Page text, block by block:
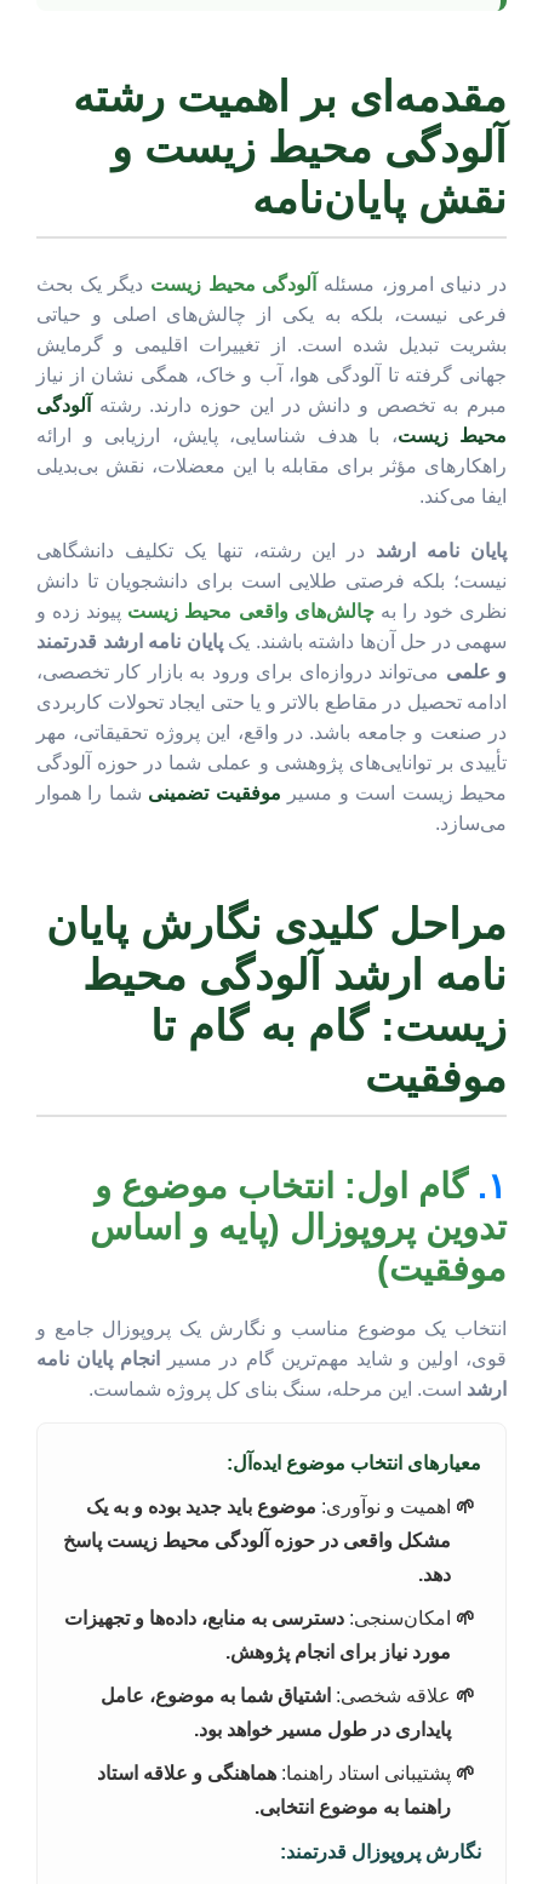
مقدمه‌ای بر اهمیت رشته
آلودگی محیط زیست و
نقش پایان‌نامه
در دنیای امروز، مسئله آلودگی محیط زیست دیگر یک بحث
فرعی نیست، بلکه به یکی از چالش‌های اصلی و حیاتی
بشریت تبدیل شده است. از تغییرات اقلیمی و گرمایش
جهانی گرفته تا آلودگی هوا، آب و خاک، همگی نشان از نیاز
مبرم به تخصص و دانش در این حوزه دارند. رشته
آلودگی
محیط زیست، با هدف شناسایی، پایش، ارزیابی و ارائه
راهکارهای مؤثر برای مقابله با این معضلات، نقش بی‌بدیلی
ایفا می‌کند.
پایان نامه ارشد در این رشته، تنها یک تکلیف دانشگاهی
نیست؛ بلکه فرصتی طلایی است برای دانشجویان تا دانش
نظری خود را بهچالش‌های واقعی محیط زیست پیوند زده و
سهمی در حل آن‌ها داشته باشند. یکپایان نامه ارشد قدرتمند
و علمی می‌تواند دروازه‌ای برای ورود به بازار کار تخصصی،
ادامه تحصیل در مقاطع بالاتر و یا حتی ایجاد تحولات کاربردی
در صنعت و جامعه باشد. در واقع، این پروژه تحقیقاتی، مهر
تأییدی بر توانایی‌های پژوهشی و عملی شما در حوزه آلودگی
محیط زیست است و مسیر موفقیت تضمینی شما را هموار
می‌سازد.
مراحل کلیدی نگارش پایان
نامه ارشد آلودگی محیط
زیست: گام به گام تا
موفقیت
۱. گام اول: انتخاب موضوع و
تدوین پروپوزال (پایه و اساس
موفقیت)
انتخاب یک موضوع مناسب و نگارش یک پروپوزال جامع و
قوی، اولین و شاید مهم‌ترین گام در مسیر
انجام پایان نامه
ارشد است. این مرحله، سنگ بنای کل پروژه شماست.
معیارهای انتخاب موضوع ایده‌آل:
اهمیت و نوآوری: موضوع باید جدید بوده و به یک
مشکل واقعی در حوزه آلودگی محیط زیست پاسخ
دهد.
امکان‌سنجی: دسترسی به منابع، داده‌ها و تجهیزات
مورد نیاز برای انجام پژوهش.
علاقه شخصی: اشتیاق شما به موضوع، عامل
پایداری در طول مسیر خواهد بود.
پشتیبانی استاد راهنما: هماهنگی و علاقه استاد
راهنما به موضوع انتخابی.
نگارش پروپوزال قدرتمند: